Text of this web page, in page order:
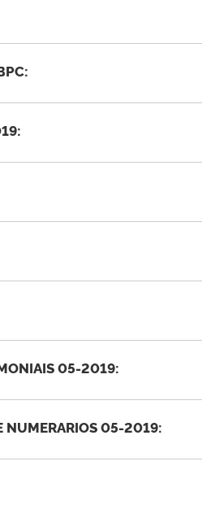
05-2019:
NUMERARIOS 05-2019: